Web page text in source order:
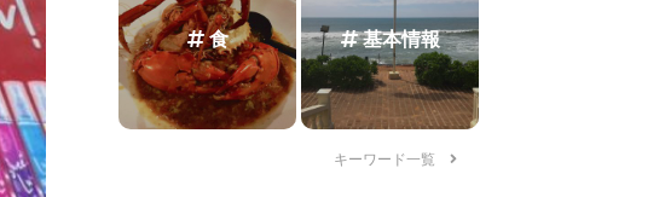
食 基本情報
キーワード一覧